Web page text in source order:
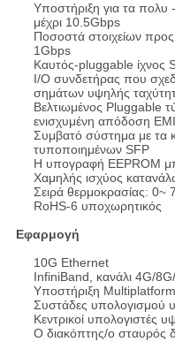
Υποστήριξη για τα
μέχρι 10.5Gbps
Ποσοστά στοιχείων
1Gbps
Καυτός-pluggable ίχνος
I/O συνδετήρας που
σημάτων υψηλής
Βελτιωμένος Pluggable
ενισχυμένη απόδοση
Συμβατό σύστημα με τα
τυποποιημένων SFP
Η υπογραφή EEPROM
Χαμηλής ισχύος
Σειρά θερμοκρασίας: 0~
RoHS-6 υποχωρητικός
Εφαρμογή
10G Ethernet
InfiniBand, κανάλι 4G/
Υποστήριξη
Συστάδες υπολογισμού
Κεντρικοί υπολογιστές
Ο διακόπτης/ο σταυρός